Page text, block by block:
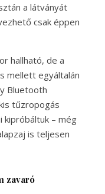
a látványát
csak éppen
hallható, de a
mellett egyáltalán
Bluetooth
tűzropogás
kipróbáltuk – még
is teljesen
zavaró